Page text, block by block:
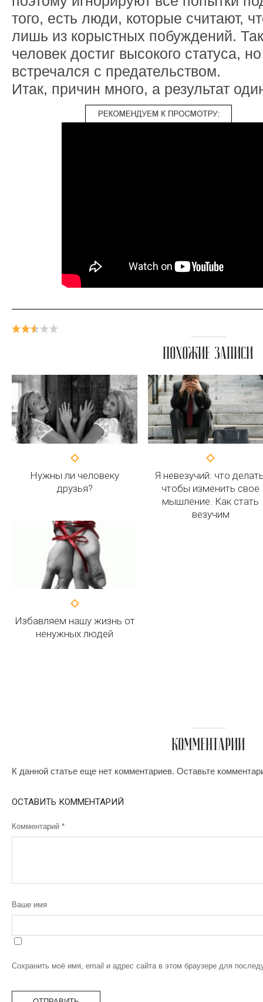
того, есть люди, которые считают,
лишь из корыстных побуждений.
человек достиг высокого статуса,
встречался с предательством.
Итак, причин много, а результат
ПОХОЖИЕ ЗАПИСИ
Нужны ли человеку
друзья?
Я невезучий: что
чтобы изменить свое
мышление. Как стать
везучим
Избавляем нашу жизнь от
ненужных людей
КОММЕНТАРИИ
К данной статье еще нет комментариев. Оставьте
ОСТАВИТЬ КОММЕНТАРИЙ
Комментарий *
Ваше имя
Сохранить моё имя, email и адрес сайта в этом браузере для